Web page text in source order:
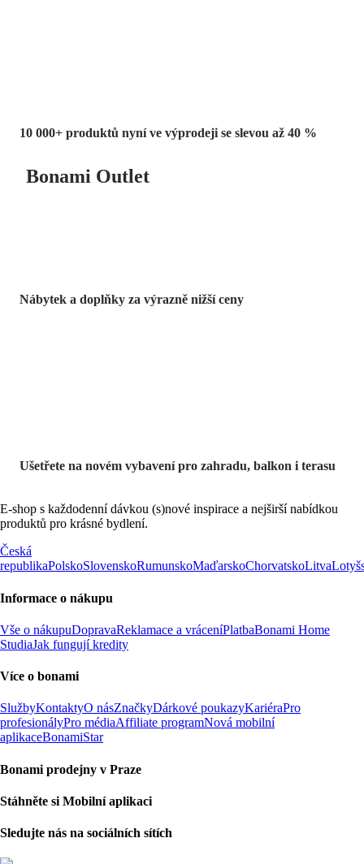
10 000+ produktů nyní ve výprodeji se slevou až 40 %
Bonami Outlet
Nábytek a doplňky za výrazně nižší ceny
Ušetřete na novém vybavení pro zahradu, balkon i terasu
E-shop s každodenní dávkou (s)nové inspirace a nejširší nabídkou
produktů pro krásné bydlení.
Česká
republikaPolskoSlovenskoRumunskoMaďarskoChorvatskoLitva
Informace o nákupu
Vše o nákupuDopravaReklamace a vráceníPlatbaBonami Home
StudiaJak fungují kredity
Více o bonami
SlužbyKontaktyO násZnačkyDárkové poukazyKariéraPro
profesionályPro médiaAffiliate programNová mobilní
aplikaceBonamiStar
Bonami prodejny v Praze
Stáhněte si Mobilní aplikaci
Sledujte nás na sociálních sítích